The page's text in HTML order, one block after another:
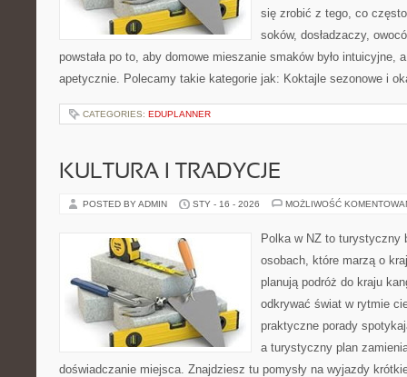
się zrobić z tego, co
soków, dosładzaczy,
powstała po to, aby domowe mieszanie smaków było intuicyjne,
apetycznie. Polecamy takie kategorie jak: Koktajle sezonowe i
CATEGORIES: EDUPLANNER
KULTURA I TRADYCJE
POSTED BY ADMIN STY - 16 - 2026 MOŻLIWOŚĆ
Polka w NZ to turystyczny
osobach, które marzą o
planują podróż do kraju
odkrywać świat w rytmie
praktyczne porady
a turystyczny plan
doświadczanie miejsca. Znajdziesz tu pomysły na wyjazdy